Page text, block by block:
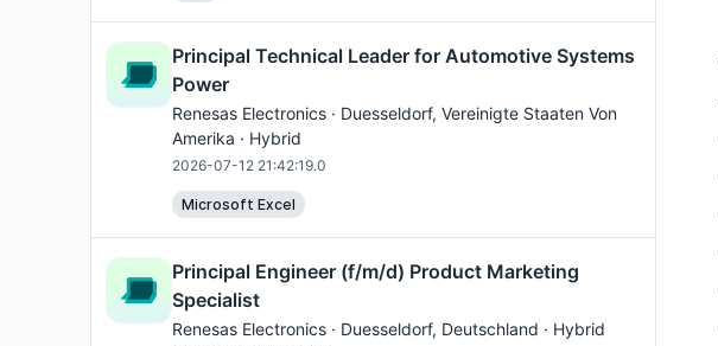
Principal Technical Leader for Automotive Systems
Power
Renesas Electronics · Duesseldorf, Vereinigte Staaten Von
Amerika · Hybrid
2026-07-12 21:42:19.0
Microsoft Excel
Principal Engineer (f/m/d) Product Marketing
Specialist
Renesas Electronics · Duesseldorf, Deutschland · Hybrid